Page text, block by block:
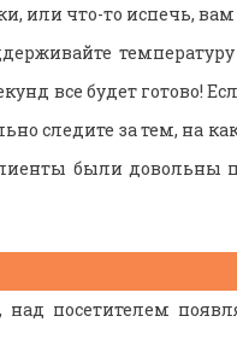
или что-то испечь, вам
все будет готово!
следите за тем, на
были довольны
посетителем